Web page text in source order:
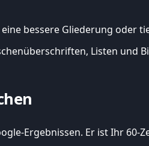
bessere Gliederung oder
Listen und
Ergebnissen. Er ist Ihr 60-